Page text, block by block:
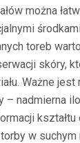
można
toreb
skóry,
Ważne jest
– nadmierna
w suchym